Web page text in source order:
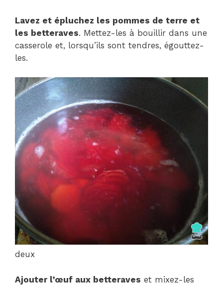
Lavez et épluchez les pommes de terre et
les betteraves. Mettez-les à bouillir dans une
casserole et, lorsqu’ils sont tendres, égouttez-
les.
deux
Ajouter l’œuf aux betteraves et mixez-les